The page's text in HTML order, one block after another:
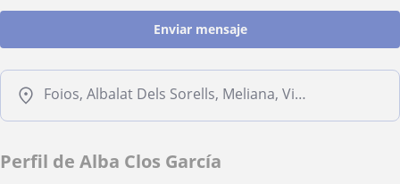
Enviar mensaje
Foios, Albalat Dels Sorells, Meliana, Vinalesa
Perfil de Alba Clos García